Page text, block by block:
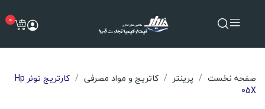
0
صفحه نخست پرینتر کاتریج و مواد مصرفی
کارتریج تونر Hp
05X